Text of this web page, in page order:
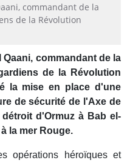
commandant de la
de la Révolution
commandant de la
de la Révolution
la mise en place d'une
de sécurité de l'Axe de
d'Ormuz à Bab el-
la mer Rouge.
opérations héroïques et